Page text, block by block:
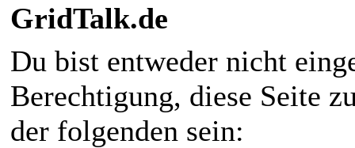
GridTalk.de
Du bist entweder nicht
Berechtigung, diese Seite
der folgenden sein: